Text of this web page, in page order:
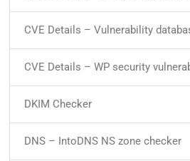
CVE Details – Vulnerability
CVE Details – WP security
DKIM Checker
DNS – IntoDNS NS zone checker